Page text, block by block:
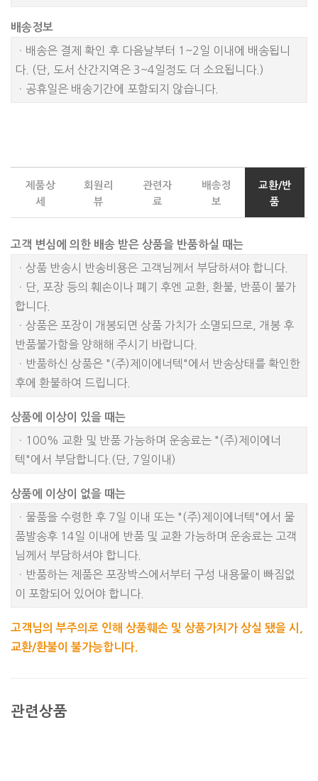
배송정보
ㆍ배송은 결제 확인 후 다음날부터 1~2일 이내에 배송됩니
다. (단, 도서 산간지역은 3~4일정도 더 소요됩니다.)
ㆍ공휴일은 배송기간에 포함되지 않습니다.
제품상
세
회원리
뷰
관련자
료
배송정
보
교환/반
품
고객 변심에 의한 배송 받은 상품을 반품하실 때는
ㆍ상품 반송시 반송비용은 고객님께서 부담하셔야 합니다.
ㆍ단, 포장 등의 훼손이나 폐기 후엔 교환, 환불, 반품이 불가
합니다.
ㆍ상품은 포장이 개봉되면 상품 가치가 소멸되므로, 개봉 후
반품불가함을 양해해 주시기 바랍니다.
ㆍ반품하신 상품은 "(주)제이에너텍"에서 반송상태를 확인한
후에 환불하여 드립니다.
상품에 이상이 있을 때는
ㆍ100% 교환 및 반품 가능하며 운송료는 "(주)제이에너
텍"에서 부담합니다.(단, 7일이내)
상품에 이상이 없을 때는
ㆍ물품을 수령한 후 7일 이내 또는 "(주)제이에너텍"에서 물
품발송후 14일 이내에 반품 및 교환 가능하며 운송료는 고객
님께서 부담하셔야 합니다.
ㆍ반품하는 제품은 포장박스에서부터 구성 내용물이 빠짐없
이 포함되어 있어야 합니다.
고객님의 부주의로 인해 상품훼손 및 상품가치가 상실 됐을 시,
교환/환불이 불가능합니다.
관련상품